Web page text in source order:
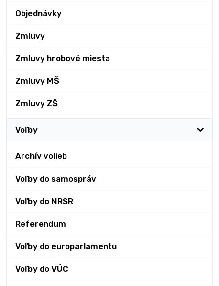
Objednávky
Zmluvy
Zmluvy hrobové miesta
Zmluvy MŠ
Zmluvy ZŠ
Voľby
Archív volieb
Voľby do samospráv
Voľby do NRSR
Referendum
Voľby do europarlamentu
Voľby do VÚC